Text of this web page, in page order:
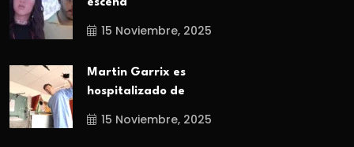
escena
15 Noviembre, 2025
Martin Garrix es
hospitalizado de
15 Noviembre, 2025